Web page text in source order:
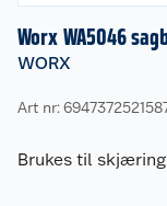
Worx WA5046
WORX
Art nr:
Brukes til